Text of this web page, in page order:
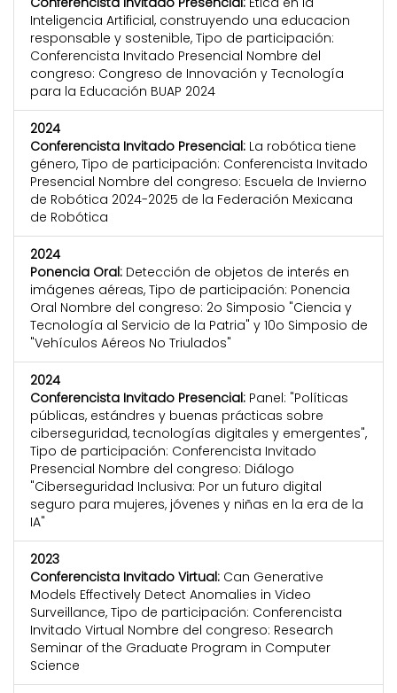
Inteligencia Artificial, construyendo una educacion
responsable y sostenible, Tipo de participación:
Conferencista Invitado Presencial Nombre del
congreso: Congreso de Innovación y Tecnología
para la Educación BUAP 2024
2024
Conferencista Invitado Presencial: La robótica tiene
género, Tipo de participación: Conferencista Invitado
Presencial Nombre del congreso: Escuela de Invierno
de Robótica 2024-2025 de la Federación Mexicana
de Robótica
2024
Ponencia Oral: Detección de objetos de interés en
imágenes aéreas, Tipo de participación: Ponencia
Oral Nombre del congreso: 2o Simposio "Ciencia y
Tecnología al Servicio de la Patria" y 10o Simposio de
"Vehículos Aéreos No Triulados"
2024
Conferencista Invitado Presencial: Panel: "Políticas
públicas, estándres y buenas prácticas sobre
ciberseguridad, tecnologías digitales y emergentes",
Tipo de participación: Conferencista Invitado
Presencial Nombre del congreso: Diálogo
"Ciberseguridad Inclusiva: Por un futuro digital
seguro para mujeres, jóvenes y niñas en la era de la
IA"
2023
Conferencista Invitado Virtual: Can Generative
Models Effectively Detect Anomalies in Video
Surveillance, Tipo de participación: Conferencista
Invitado Virtual Nombre del congreso: Research
Seminar of the Graduate Program in Computer
Science